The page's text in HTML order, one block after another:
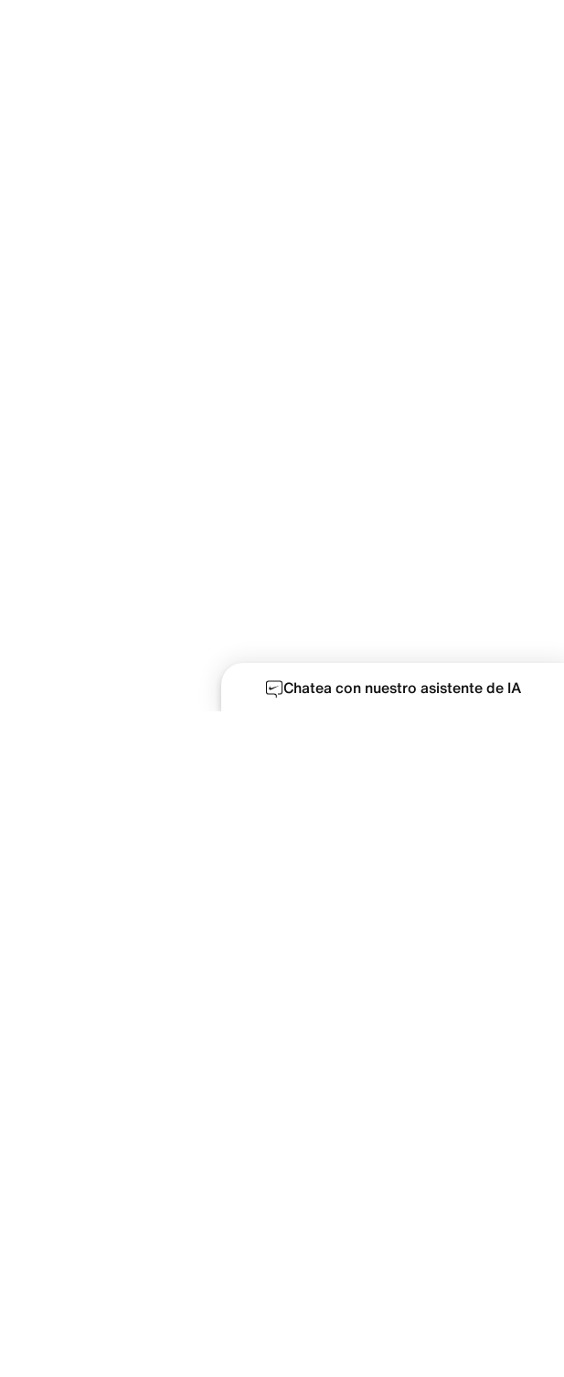
Chatea con nuestro asistente de IA